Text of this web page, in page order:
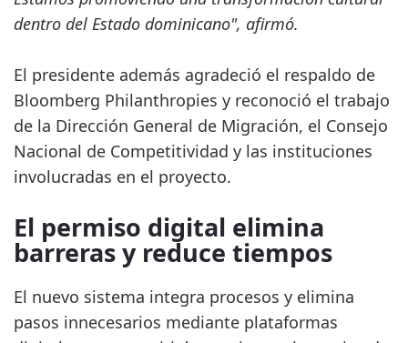
dentro del Estado dominicano", afirmó.
El presidente además agradeció el respaldo de
Bloomberg Philanthropies y reconoció el trabajo
de la Dirección General de Migración, el Consejo
Nacional de Competitividad y las instituciones
involucradas en el proyecto.
El permiso digital elimina
barreras y reduce tiempos
El nuevo sistema integra procesos y elimina
pasos innecesarios mediante plataformas